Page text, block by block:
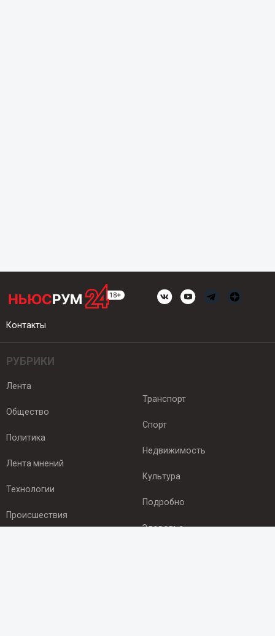
Контакты
РУБРИКИ
Лента
Общество
Политика
Лента мнений
Технологии
Происшествия
Транспорт
Спорт
Недвижимость
Культура
Подробно
Здоровье